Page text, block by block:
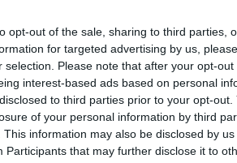
opt-out of the sale, sharing to third parties,
for targeted advertising by us,
selection. Please note that after your opt-
interest-based ads based on personal
to third parties prior to your opt-
of your personal information by third
This information may also be disclosed by
Participants that may further disclose it to
összegyűlnek, hogy
feladatokat és
Kulcsszókutatás: Az Alapok
az egyik legfontosabb
Az ügynökség szakemberei
azokat a kulcsszavakat,
KERESŐMARKETING
BUDAPEST, ONLINE MARKETI
Keresőmarketing ügynökség
online marketing 101 ügynökség
Hívjon minket ingyenes
Tel:+36706290690